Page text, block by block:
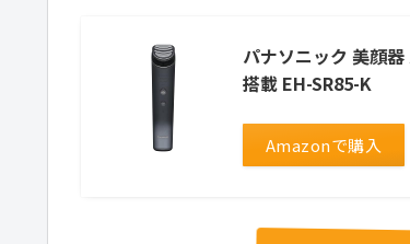
パナソニック 美顔
搭載 EH-SR85-K
Amazonで購入